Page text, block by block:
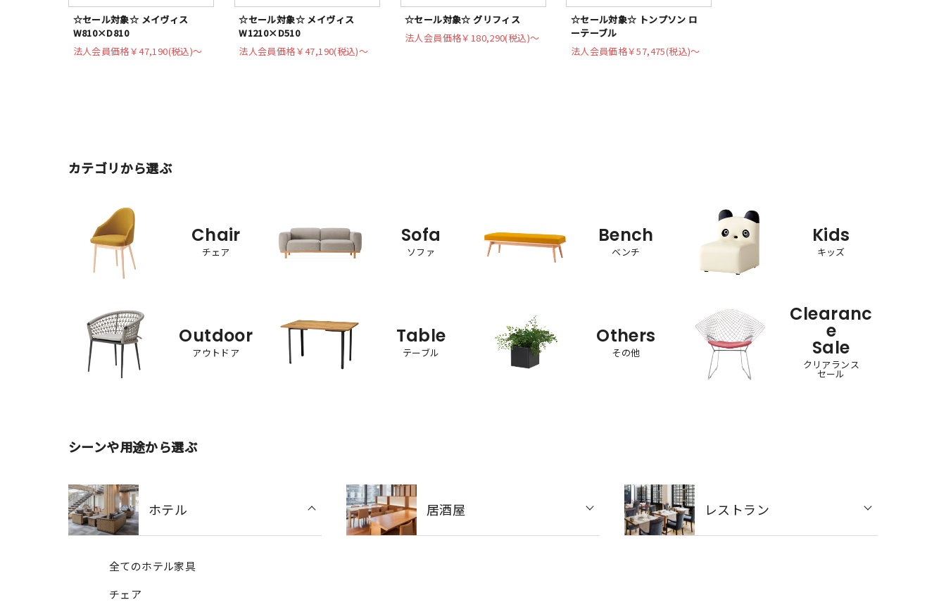
☆セール対象☆ メイヴィス
W810×D810
法人会員価格￥47,190(税込)〜
☆セール対象☆ メイヴィス
W1210×D510
法人会員価格￥47,190(税込)〜
☆セール対象☆ グリフィス
法人会員価格￥180,290(税込)〜
☆セール対象☆ トンプソン ロ
ーテーブル
法人会員価格￥57,475(税込)〜
カテゴリから選ぶ
Chair
チェア
Sofa
ソファ
Bench
ベンチ
Kids
キッズ
Outdoor
アウトドア
Table
テーブル
Others
その他
Clearanc
e
Sale
クリアランス
セール
シーンや用途から選ぶ
ホテル
全てのホテル家具
チェア
居酒屋 レストラン